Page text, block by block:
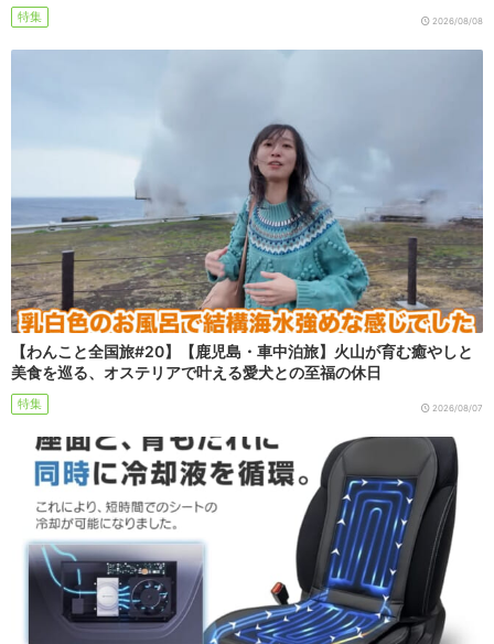
特集 2026/08/08
【わんこと全国旅#20】【鹿児島・車中泊旅】火山が育む癒やしと
美食を巡る、オステリアで叶える愛犬との至福の休日
特集 2026/08/07